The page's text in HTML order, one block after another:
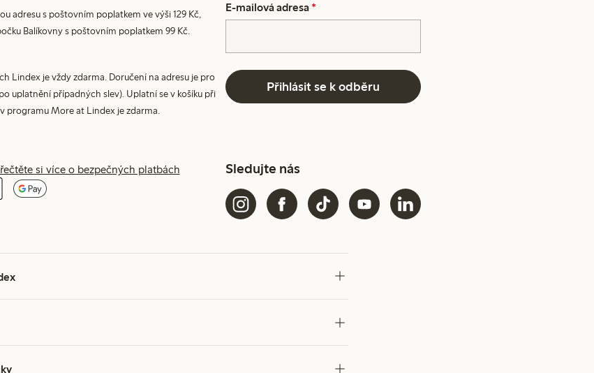
adresu s poštovním poplatkem ve výši 129 Kč,
Balíkovny s poštovním poplatkem 99 Kč.
Lindex je vždy zdarma. Doručení na adresu je pro
uplatnění případných slev). Uplatní se v košíku při
programu More at Lindex je zdarma.
E-mailová adresa *
Přihlásit se k odběru
si více o bezpečných platbách Sledujte nás